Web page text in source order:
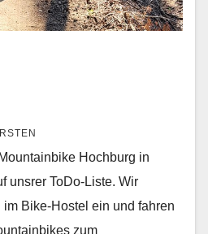
Hochburg in
unsrer ToDo-Liste. Wir
Bike-Hostel ein und fahren
zum